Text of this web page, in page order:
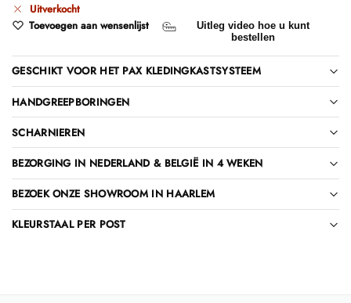
Uitverkocht
Toevoegen aan wensenlijst
Uitleg video hoe u kunt
bestellen
GESCHIKT VOOR HET PAX KLEDINGKASTSYSTEEM
HANDGREEPBORINGEN
SCHARNIEREN
BEZORGING IN NEDERLAND & BELGIË IN 4 WEKEN
BEZOEK ONZE SHOWROOM IN HAARLEM
KLEURSTAAL PER POST